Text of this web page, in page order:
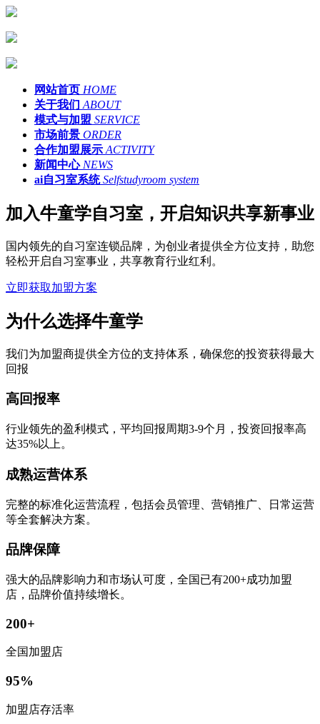
网站首页 HOME
关于我们 ABOUT
模式与加盟 SERVICE
市场前景 ORDER
合作加盟展示 ACTIVITY
新闻中心 NEWS
ai自习室系统 Selfstudyroom system
加入牛童学自习室，开启知识共享新事业
国内领先的自习室连锁品牌，为创业者提供全方位支持，助您
轻松开启自习室事业，共享教育行业红利。
立即获取加盟方案
为什么选择牛童学
我们为加盟商提供全方位的支持体系，确保您的投资获得最大
回报
高回报率
行业领先的盈利模式，平均回报周期3-9个月，投资回报率高
达35%以上。
成熟运营体系
完整的标准化运营流程，包括会员管理、营销推广、日常运营
等全套解决方案。
品牌保障
强大的品牌影响力和市场认可度，全国已有200+成功加盟
店，品牌价值持续增长。
200+
全国加盟店
95%
加盟店存活率